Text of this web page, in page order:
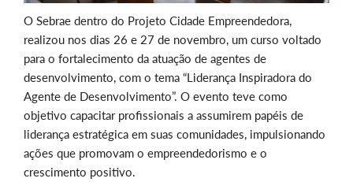
O Sebrae dentro do Projeto Cidade Empreendedora,
realizou nos dias 26 e 27 de novembro, um curso voltado
para o fortalecimento da atuação de agentes de
desenvolvimento, com o tema “Liderança Inspiradora do
Agente de Desenvolvimento”. O evento teve como
objetivo capacitar profissionais a assumirem papéis de
liderança estratégica em suas comunidades, impulsionando
ações que promovam o empreendedorismo e o
crescimento positivo.